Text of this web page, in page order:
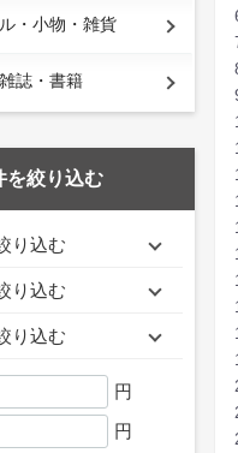
・小物・雑貨
誌・書籍
を絞り込む
り込む
り込む
り込む
円
円